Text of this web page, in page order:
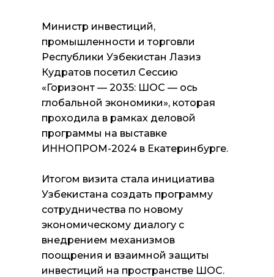
Министр инвестиций,
промышленности и торговли
Республики Узбекистан Лазиз
Кудратов посетил Сессию
«Горизонт — 2035: ШОС — ось
глобальной экономики», которая
проходила в рамках деловой
программы на выставке
ИННОПРОМ-2024 в Екатеринбурге.
Итогом визита стала инициатива
Узбекистана создать программу
сотрудничества по новому
экономическому диалогу с
внедрением механизмов
поощрения и взаимной защиты
инвестиций на пространстве ШОС.